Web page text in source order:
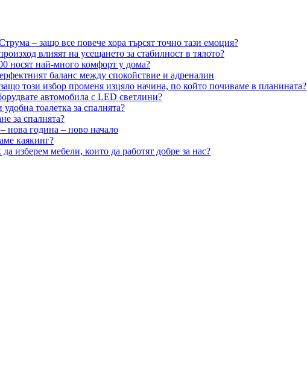
– защо все повече хора търсят точно тази емоция?
влияят на усещането за стабилност в тялото?
носят най-много комфорт у дома?
баланс между спокойствие и адреналин
този избор променя изцяло начина, по който почиваме в планината?
автомобила с LED светлини?
тоалетка за спалнята?
за спалнята?
нова година – ново начало
каякинг?
изберем мебели, които да работят добре за нас?